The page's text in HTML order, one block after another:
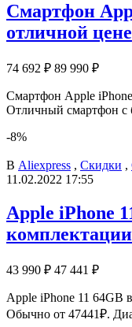
Смартфон
отличной цене
74 692 ₽ 89 990 ₽
Смартфон Apple
Отличный смартфон с
-8%
В Aliexpress , Скидки ,
11.02.2022 17:55
Apple iPhone
43 990 ₽ 47 441 ₽
Apple iPhone 11 64GB
Обычно от 47441₽.